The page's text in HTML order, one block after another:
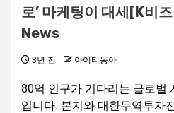
로’ 마케팅이 대세[K비
News
3년 전 아이티동아
80억 인구가 기다리는 글로벌
입니다. 본지와 대한무역투자